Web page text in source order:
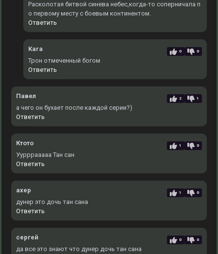
Расколотая битвой синева небес,когда-то соперничала п
о первому месту с боевым континентом.
Ответить
Kara 0 0
Трон отмеченный богом
Ответить
Павел 2 1
а чего он бухает после каждой серии?)
Ответить
Ктото 1 0
Уурррааааа Тан сан
Ответить
ахер 1 0
дунер это дочь тан сана
Ответить
сергей 0 0
да все это знают что дунер дочь тан сана